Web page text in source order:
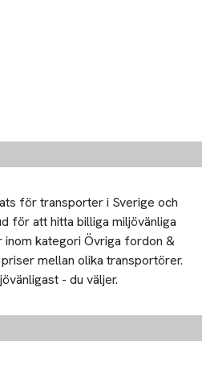
för transporter i Sverige och
för att hitta billiga miljövänliga
kategori Övriga fordon &
mellan olika transportörer.
- du väljer.